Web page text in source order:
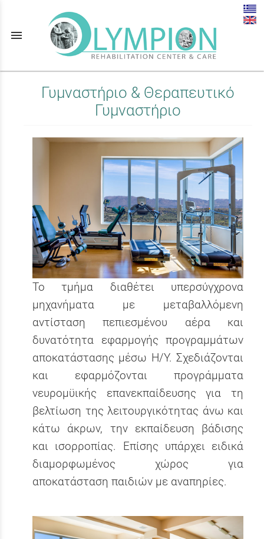
menu
Γυμναστήριο & Θεραπευτικό
Γυμναστήριο
Το τμήμα διαθέτει υπερσύγχρονα
μηχανήματα με μεταβαλλόμενη
αντίσταση πεπιεσμένου αέρα και
δυνατότητα εφαρμογής προγραμμάτων
αποκατάστασης μέσω Η/Υ. Σχεδιάζονται
και εφαρμόζονται προγράμματα
νευρομϋικής επανεκπαίδευσης για τη
βελτίωση της λειτουργικότητας άνω και
κάτω άκρων, την εκπαίδευση βάδισης
και ισορροπίας. Επίσης υπάρχει ειδικά
διαμορφωμένος χώρος για
αποκατάσταση παιδιών με αναπηρίες.